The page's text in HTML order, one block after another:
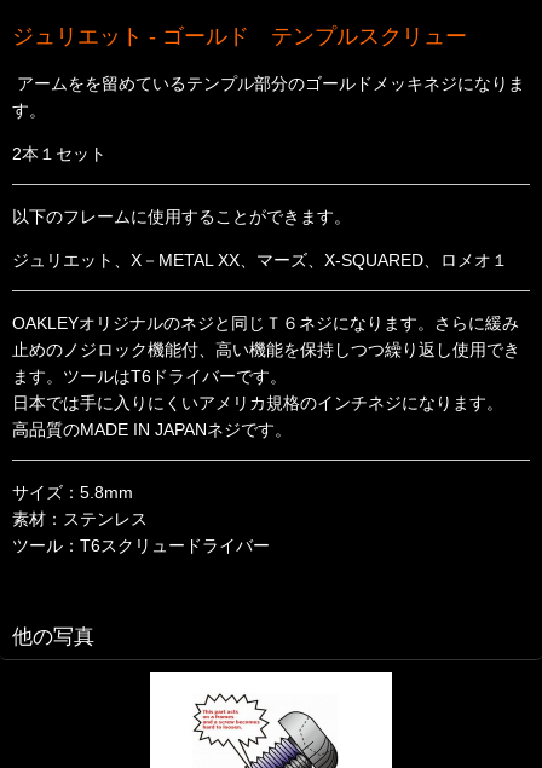
ジュリエット - ゴールド テンプルスクリュー
アームをを留めているテンプル部分のゴールドメッキネジになりま
す。
2本１セット
以下のフレームに使用することができます。
ジュリエット、X－METAL XX、マーズ、X-SQUARED、ロメオ１
OAKLEYオリジナルのネジと同じＴ６ネジになります。さらに緩み
止めのノジロック機能付、 高い機能を保持しつつ繰り返し使用でき
ます。ツールはT6ドライバーです。
日本では手に入りにくいアメリカ規格のインチネジになります。
高品質のMADE IN JAPANネジです。
サイズ：5.8mm
素材：ステンレス
ツール：T6スクリュードライバー
他の写真